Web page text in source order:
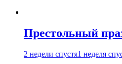
Престольный
2 недели спустя1 неделя